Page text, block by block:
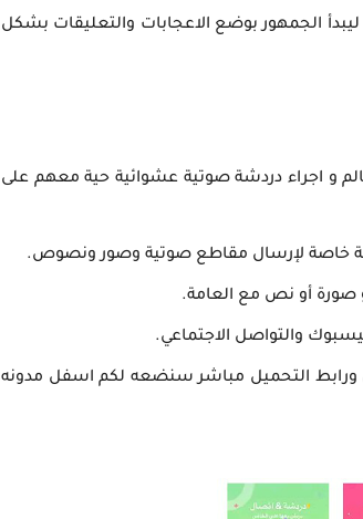
الجمهور بوضع الاعجابات والتعليقات بشكل
و اجراء دردشة صوتية عشوائية حية معهم على
خاصة لإرسال مقاطع صوتية وصور ونصوص.
صورة أو نص مع العامة.
والتواصل الاجتماعي.
ورابط التحميل مباشر سنضعه لكم اسفل مدونه